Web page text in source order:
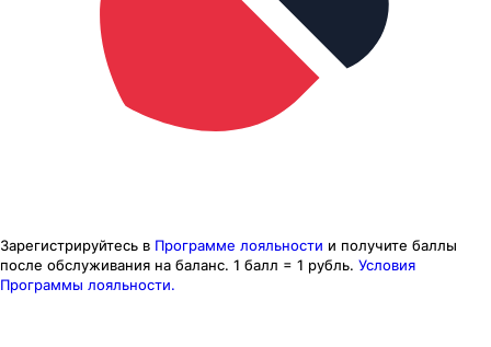
Зарегистрируйтесь в Программе лояльности и получите баллы
после обслуживания на баланс. 1 балл = 1 рубль. Условия
Программы лояльности.